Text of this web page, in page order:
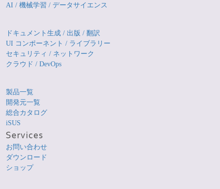
AI / 機械学習 / データサイエンス
ドキュメント生成 / 出版 / 翻訳
UI コンポーネント / ライブラリー
セキュリティ / ネットワーク
クラウド / DevOps
製品一覧
開発元一覧
総合カタログ
iSUS
お問い合わせ
ダウンロード
ショップ